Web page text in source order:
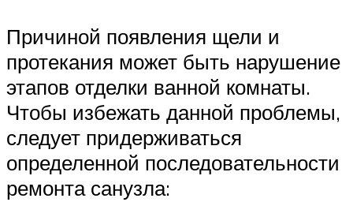
Причиной появления щели и
протекания может быть нарушение
этапов отделки ванной комнаты.
Чтобы избежать данной проблемы,
следует придерживаться
определенной последовательности
ремонта санузла: